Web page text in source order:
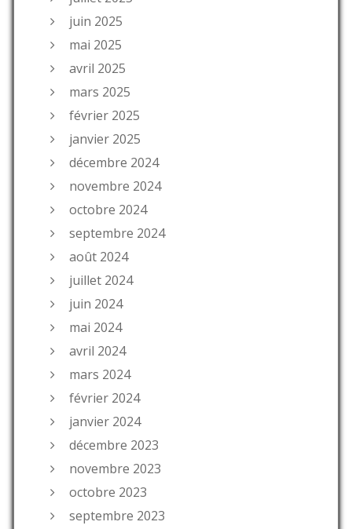
juin 2025
mai 2025
avril 2025
mars 2025
février 2025
janvier 2025
décembre 2024
novembre 2024
octobre 2024
septembre 2024
août 2024
juillet 2024
juin 2024
mai 2024
avril 2024
mars 2024
février 2024
janvier 2024
décembre 2023
novembre 2023
octobre 2023
septembre 2023